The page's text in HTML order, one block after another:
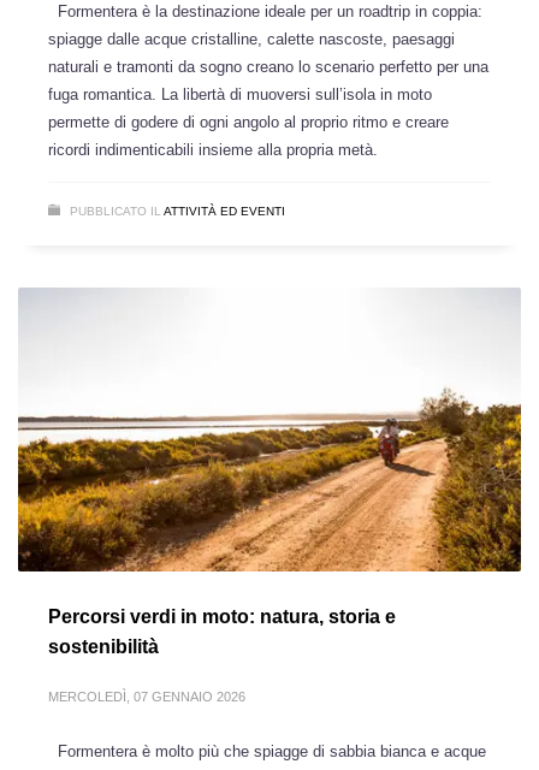
Formentera è la destinazione ideale per un roadtrip in coppia:
spiagge dalle acque cristalline, calette nascoste, paesaggi
naturali e tramonti da sogno creano lo scenario perfetto per una
fuga romantica. La libertà di muoversi sull’isola in moto
permette di godere di ogni angolo al proprio ritmo e creare
ricordi indimenticabili insieme alla propria metà.
PUBBLICATO IL ATTIVITÀ ED EVENTI
Percorsi verdi in moto: natura, storia e
sostenibilità
MERCOLEDÌ, 07 GENNAIO 2026
Formentera è molto più che spiagge di sabbia bianca e acque